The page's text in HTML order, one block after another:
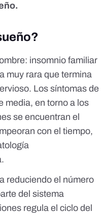
insomnio familiar
muy rara que termina
Los síntomas de
media, en torno a los
se encuentran el
con el tiempo,
reduciendo el número
del sistema
regula el ciclo del